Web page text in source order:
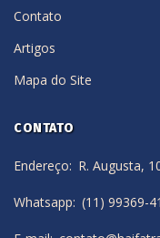
Contato
Artigos
Mapa do Site
CONTATO
Endereço R. Augusta,
Whatsapp (11) 99369-